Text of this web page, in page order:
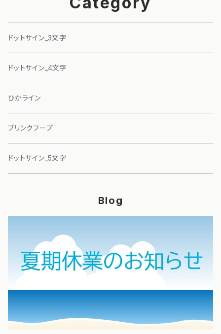
ドットサイン_3文字
ドットサイン_4文字
ひかライン
ブリンクフープ
ドットサイン_5文字
Blog